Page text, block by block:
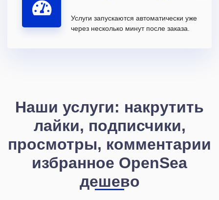
Услуги запускаются автоматически уже
через несколько минут после заказа.
Наши услуги: накрутить
лайки, подписчики,
просмотры, комментарии
избранное OpenSea
дешево